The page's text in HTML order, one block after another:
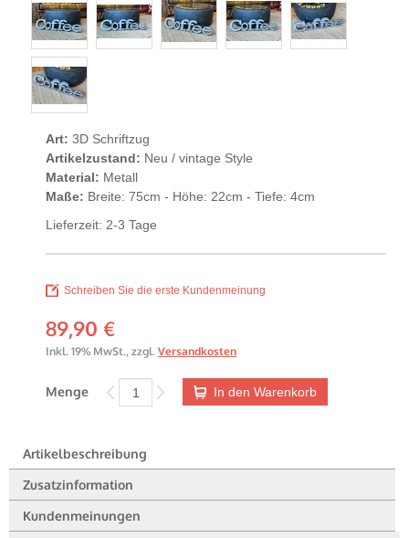
Art: 3D Schriftzug
Artikelzustand: Neu / vintage Style
Material: Metall
Maße: Breite: 75cm - Höhe: 22cm - Tiefe: 4cm
Lieferzeit: 2-3 Tage
Schreiben Sie die erste Kundenmeinung
89,90 €
Inkl. 19% MwSt., zzgl. Versandkosten
Menge In den Warenkorb
Artikelbeschreibung
Zusatzinformation
Kundenmeinungen